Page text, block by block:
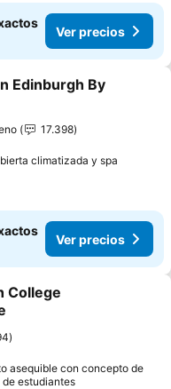
Ver precios
a favoritos
Edinburgh By
17.398
climatizada y spa
Ver precios
a favoritos
College
asequible con concepto de
de estudiantes